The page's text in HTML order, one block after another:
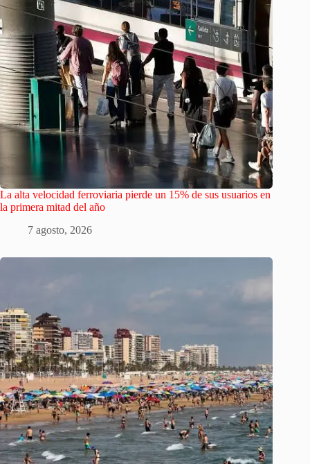
La alta velocidad ferroviaria pierde un 15% de sus usuarios en
la primera mitad del año
7 agosto, 2026